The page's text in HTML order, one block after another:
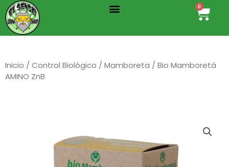
al
contenido
Menu 0
Cart
Inicio / Control Biológico / Mamboreta / Bio Mamboretá
AMINO ZnB